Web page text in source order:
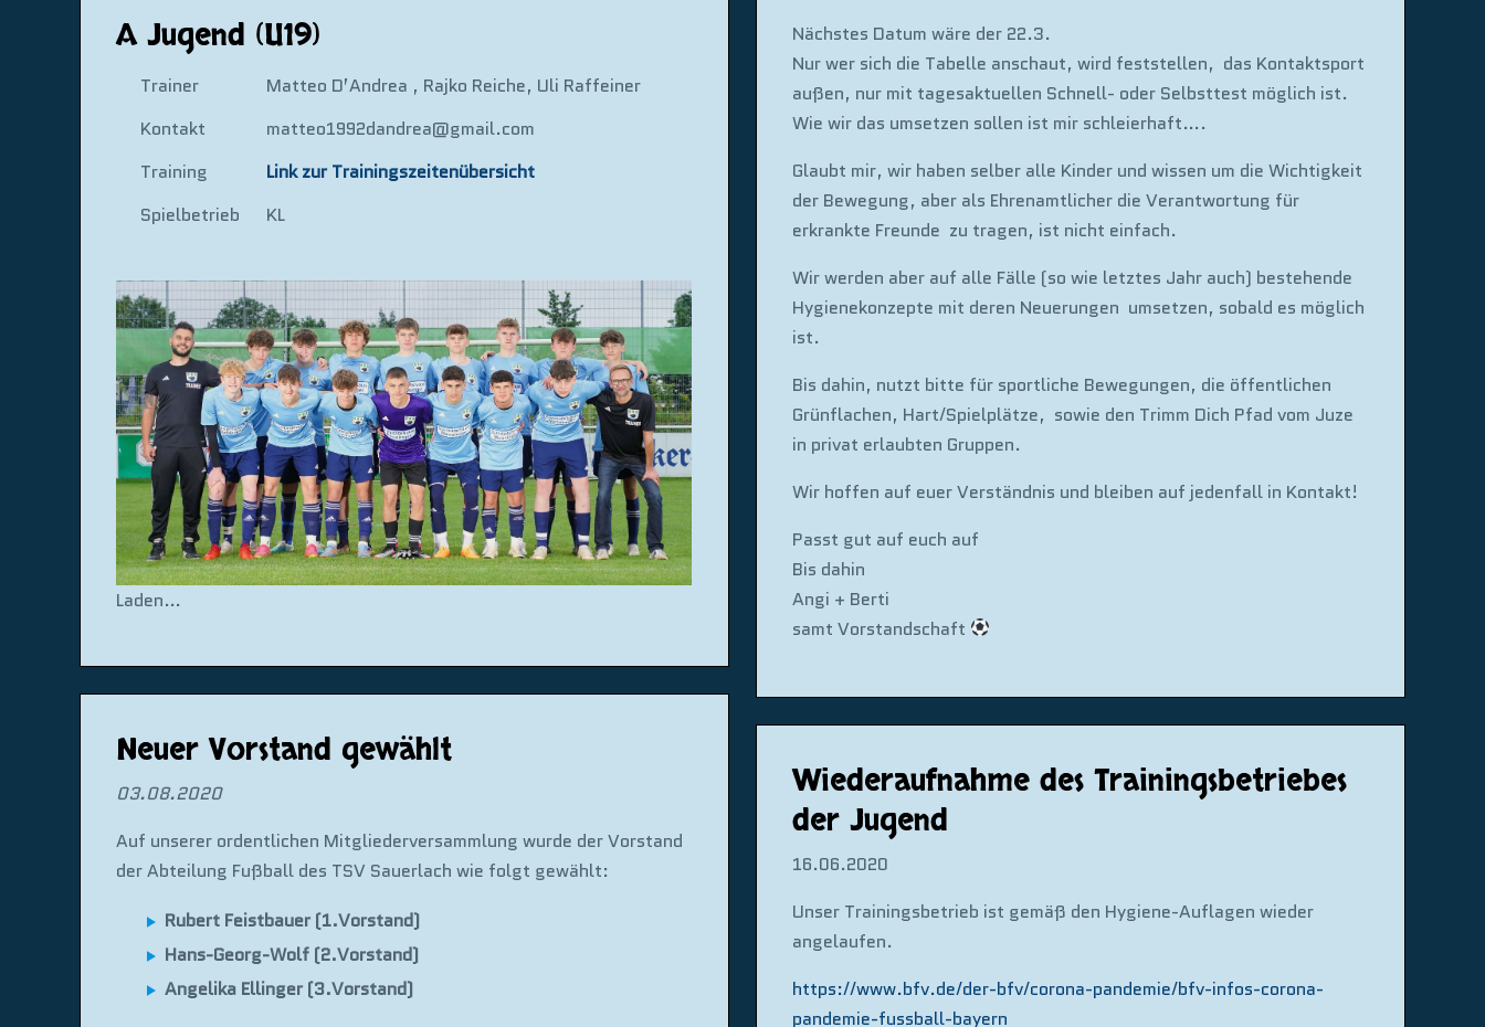
Nächstes Datum wäre der 22.3.
Nur wer sich die Tabelle anschaut, wird feststellen, das Kontaktsport
außen, nur mit tagesaktuellen Schnell- oder Selbsttest möglich ist.
Wie wir das umsetzen sollen ist mir schleierhaft….
Glaubt mir, wir haben selber alle Kinder und wissen um die Wichtigkeit
der Bewegung, aber als Ehrenamtlicher die Verantwortung für
erkrankte Freunde zu tragen, ist nicht einfach.
Wir werden aber auf alle Fälle (so wie letztes Jahr auch) bestehende
Hygienekonzepte mit deren Neuerungen umsetzen, sobald es möglich
ist.
Bis dahin, nutzt bitte für sportliche Bewegungen, die öffentlichen
Grünflachen, Hart/Spielplätze, sowie den Trimm Dich Pfad vom Juze
in privat erlaubten Gruppen.
Wir hoffen auf euer Verständnis und bleiben auf jedenfall in Kontakt!
Passt gut auf euch auf
Bis dahin
Angi + Berti
samt Vorstandschaft
A Jugend (U19)
Trainer
Matteo D’Andrea , Rajko Reiche, Uli Raffeiner
Kontakt
matteo1992dandrea@gmail.com
Training
Link zur Trainingszeitenübersicht
Spielbetrieb
KL
Laden…
Neuer Vorstand gewählt
03.08.2020
Auf unserer ordentlichen Mitgliederversammlung wurde der Vorstand
der Abteilung Fußball des TSV Sauerlach wie folgt gewählt:
Rubert Feistbauer (1.Vorstand)
Hans-Georg-Wolf (2.Vorstand)
Angelika Ellinger (3.Vorstand)
Wiederaufnahme des Trainingsbetriebes
der Jugend
16.06.2020
Unser Trainingsbetrieb ist gemäß den Hygiene-Auflagen wieder
angelaufen.
https://www.bfv.de/der-bfv/corona-pandemie/bfv-infos-corona-
pandemie-fussball-bayern